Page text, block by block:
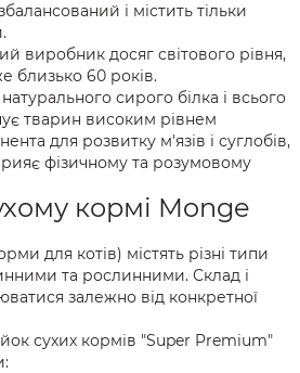
котів
Сухий корм BWild для котів
Сухий корм Gemon для котів
і містить тільки
виробник досяг світового рівня,
близько 60 років.
сирого білка і всього
тварин високим рівнем
для розвитку м'язів і суглобів,
фізичному та розумовому
кормі Monge
для котів) містять різні типи
та рослинними. Склад і
залежно від конкретної
сухих кормів "Super Premium"